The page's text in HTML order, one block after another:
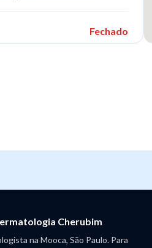
Fechado
Fechado
no local
Cherubim
na Mooca, São Paulo. Para